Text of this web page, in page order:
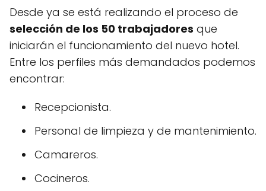
Desde ya se está realizando el proceso de
selección de los 50 trabajadores que
iniciarán el funcionamiento del nuevo hotel.
Entre los perfiles más demandados podemos
encontrar:
Recepcionista.
Personal de limpieza y de mantenimiento.
Camareros.
Cocineros.